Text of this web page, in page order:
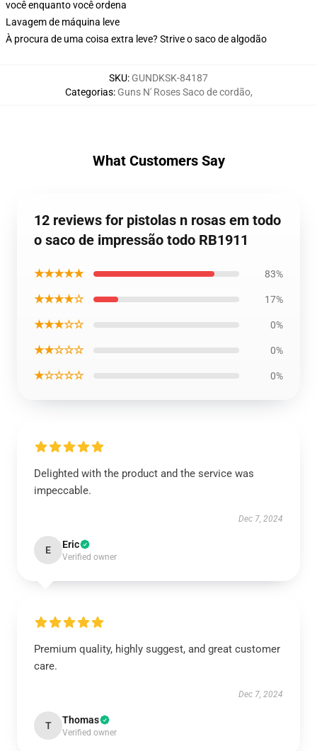
você enquanto você ordena
Lavagem de máquina leve
À procura de uma coisa extra leve? Strive o saco de algodão
SKU: GUNDKSK-84187
Categorias: Guns N' Roses Saco de cordão,
What Customers Say
12 reviews for pistolas n rosas em todo
o saco de impressão todo RB1911
★★★★★ 83%
★★★★☆ 17%
★★★☆☆ 0%
★★☆☆☆ 0%
★☆☆☆☆ 0%
Delighted with the product and the service was
impeccable.
Dec 7, 2024
E Eric
Verified owner
Premium quality, highly suggest, and great customer
care.
Dec 7, 2024
T Thomas
Verified owner